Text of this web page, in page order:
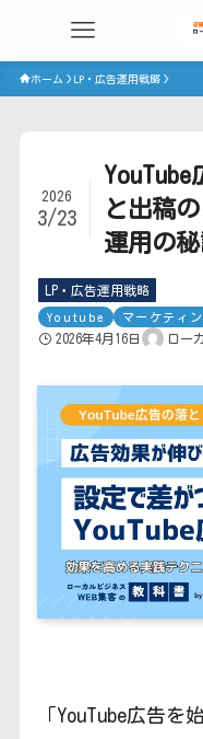
ホーム LP・広告運用戦略
と出稿
運用の
2026
3/23
LP・広告運用戦略
Youtube マーケティ
2026年4月16日 ロー
「YouTube広告